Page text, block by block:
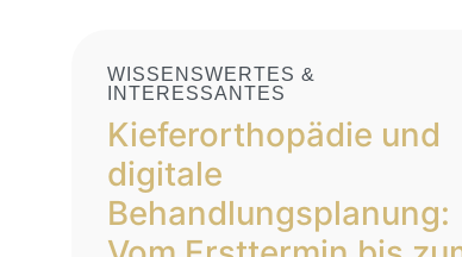
WISSENSWERTES &
INTERESSANTES
Kieferorthopädie und
digitale
Behandlungsplanung: